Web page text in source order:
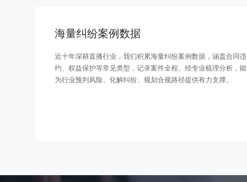
海量纠纷案例数据
近十年深耕直播行业，我们积累海量纠纷案例数据，涵盖合同违
约、权益保护等常见类型，记录案件全程。经专业梳理分析，能
为行业预判风险、化解纠纷、规划合规路径提供有力支撑。